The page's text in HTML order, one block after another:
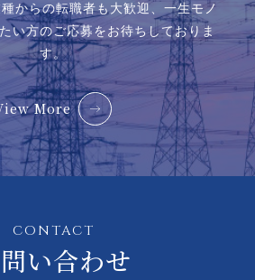
からの転職者も大歓迎、一生モノ
い方のご応募をお待ちしておりま
す。
More
CONTACT
い合わせ